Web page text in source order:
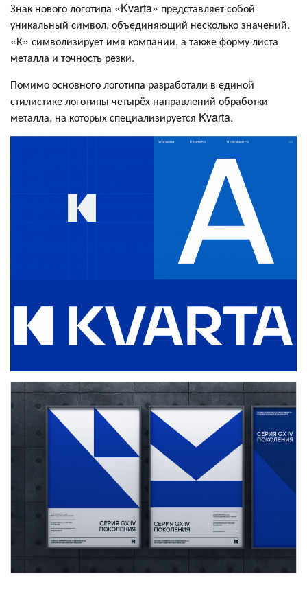
Знак нового логотипа «Kvarta» представляет собой
уникальный символ, объединяющий несколько значений.
«К» символизирует имя компании, а также форму листа
металла и точность резки.
Помимо основного логотипа разработали в единой
стилистике логотипы четырёх направлений обработки
металла, на которых специализируется Kvarta.